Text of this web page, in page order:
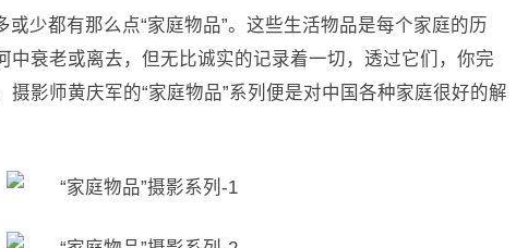
少都有那么点“家庭物品”。这些生活物品是每个家庭的历
中衰老或离去，但无比诚实的记录着一切，透过它们，你完
影师黄庆军的“家庭物品”系列便是对中国各种家庭很好的解